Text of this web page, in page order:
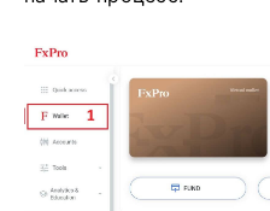
инструментов FxPro
.
перейдите на левую
FxPro Walletи нажмите
начать процесс.